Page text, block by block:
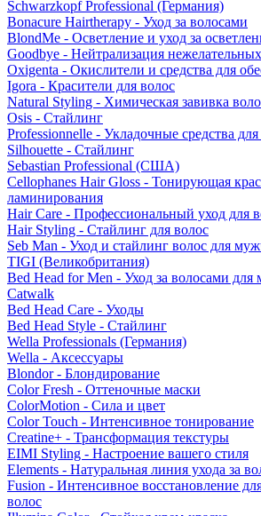
Schwarzkopf Professional (Германия)
Bonacure Hairtherapy - Уход за волосами
BlondMe - Осветление и уход за
Goodbye - Нейтрализация
Oxigenta - Окислители и средства для
Igora - Красители для волос
Natural Styling - Химическая завивка
Osis - Стайлинг
Professionnelle - Укладочные средства
Silhouette - Стайлинг
Sebastian Professional (США)
Cellophanes Hair Gloss - Тонирующая
ламинирования
Hair Care - Профессиональный уход для
Hair Styling - Стайлинг для волос
Seb Man - Уход и стайлинг волос для
TIGI (Великобритания)
Bed Head for Men - Уход за волосами для
Catwalk
Bed Head Care - Уходы
Bed Head Style - Стайлинг
Wella Professionals (Германия)
Wella - Аксессуары
Blondor - Блондирование
Color Fresh - Оттеночные маски
ColorMotion - Сила и цвет
Color Touch - Интенсивное тонирование
Creatine+ - Трансформация текстуры
EIMI Styling - Настроение вашего стиля
Elements - Натуральная линия ухода за
Fusion - Интенсивное восстановление
волос